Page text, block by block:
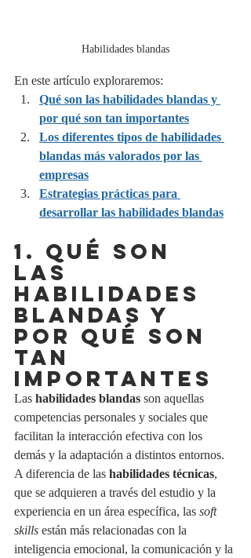
Habilidades blandas
En este artículo exploraremos:
Qué son las habilidades blandas y
por qué son tan importantes
Los diferentes tipos de habilidades
blandas más valorados por las
empresas
Estrategias prácticas para
desarrollar las habilidades blandas
1. QUÉ SON
LAS
HABILIDADES
BLANDAS Y
POR QUÉ SON
TAN
IMPORTANTES
Las habilidades blandas son aquellas
competencias personales y sociales que
facilitan la interacción efectiva con los
demás y la adaptación a distintos entornos.
A diferencia de las habilidades técnicas,
que se adquieren a través del estudio y la
experiencia en un área específica, las soft
skills están más relacionadas con la
inteligencia emocional, la comunicación y la